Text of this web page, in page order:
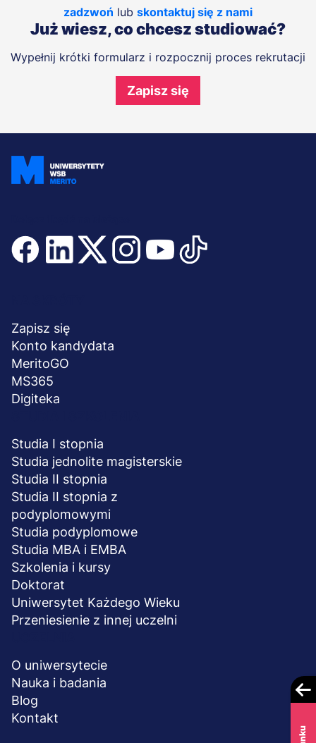
zadzwoń lub skontaktuj się z nami
Już wiesz, co chcesz studiować?
Wypełnij krótki formularz i rozpocznij proces rekrutacji
Zapisz się
stopka
Zapisz się
Konto kandydata
MeritoGO
MS365
Digiteka
Studia I stopnia
Studia jednolite magisterskie
Studia II stopnia
Studia II stopnia z
podyplomowymi
Studia podyplomowe
Studia MBA i EMBA
Szkolenia i kursy
Doktorat
Uniwersytet Każdego Wieku
Przeniesienie z innej uczelni
O uniwersytecie
Nauka i badania
Blog
Kontakt